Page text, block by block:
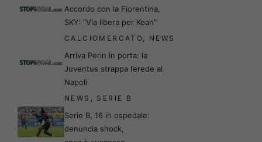
Accordo con la Fiorentina,
SKY: “Via libera per Kean”
CALCIOMERCATO NEWS
Arriva Perin in porta: la
Juventus strappa l’erede al
Napoli
NEWS SERIE B
Serie B, 16 in ospedale:
denuncia shock,